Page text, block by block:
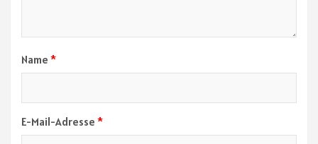
Name *
E-Mail-Adresse *